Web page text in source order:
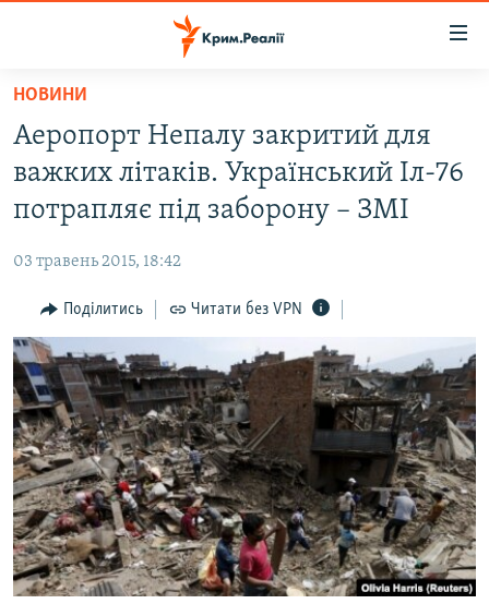
Перейти
основного
матеріалу
до
основної
навігації
Перейти
до
пошуку
ВОДА.КРИМ
БЛОГИ
ПОГЛЯД
ІНТЕРВ'Ю
ВСЕ ЗА ДЕНЬ
СПЕЦПРОЕКТИ
ДЕПОРТАЦІЯ
ВІДЕОУРОКИ «ELIFBE»
СВІДЧЕННЯ ОКУПАЦІЇ
УКРАЇНСЬКА ПРОБЛЕМА КРИМУ
ЯК ОБІЙТИ БЛОКУВАННЯ
Русский
Qırımtatar
НОВИНИ
Аеропорт Непалу закритий для
важких літаків. Український Іл-76
потрапляє під заборону – ЗМІ
03 травень 2015, 18:42
Поділитись Читати без VPN